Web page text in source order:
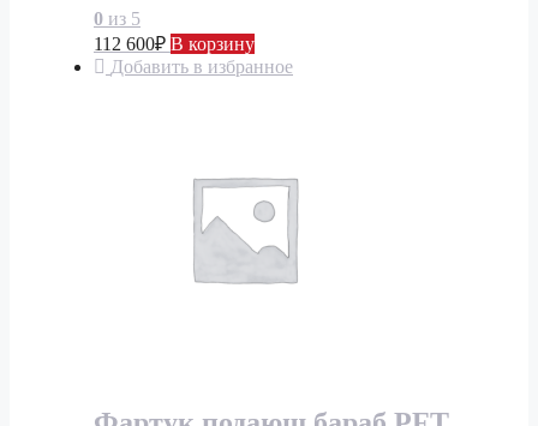
0 из 5
112 600₽ В корзину
Добавить в избранное